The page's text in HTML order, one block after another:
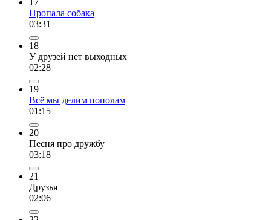
Пропала собака
03:31
18
У друзей нет выходных
02:28
19
Всё мы делим пополам
01:15
20
Песня про дружбу
03:18
21
Друзья
02:06